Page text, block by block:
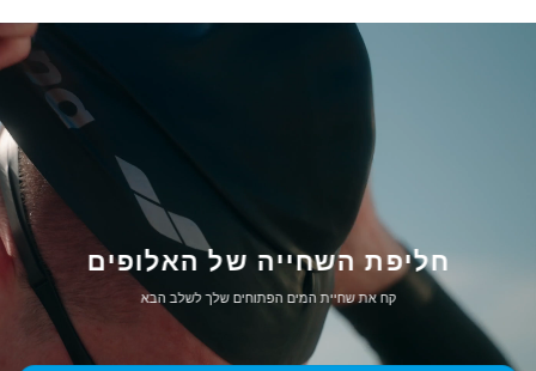
חליפת השחייה של האלופים
קח את שחיית המים הפתוחים שלך לשלב הבא